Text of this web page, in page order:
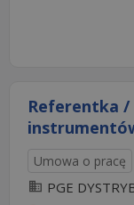
Referentka /
Umowa o pracę
PGE